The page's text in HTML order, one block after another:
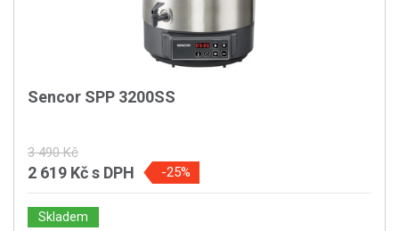
Sencor SPP 3200SS
3 490 Kč
2 619 Kčs DPH -25%
Skladem